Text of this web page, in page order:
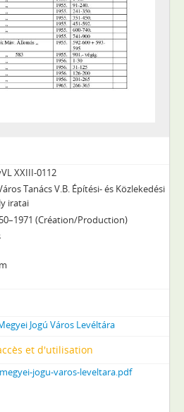
Városi Tanács V.B. Kerületi Hivatal Szervezési és Gazdasági Osztály iratai, 1974–1979
tanácsi kirendeltség iratai, 1971–1990
tanácsi kirendeltség iratai, 1971–1990
Gyirmóti tanácsi kirendeltség iratai, 1971–1990
1958–1997
XXIII-0112
Tanács V.B. Építési- és Közlekedési
iratai
(Création/Production)
Jogú Város Levéltára
et d'utilisation
jogu-varos-leveltara.pdf